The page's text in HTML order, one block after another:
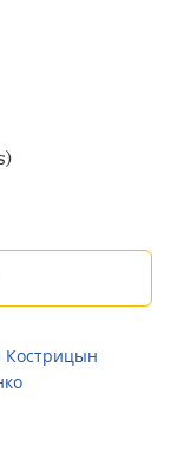
Кострицын